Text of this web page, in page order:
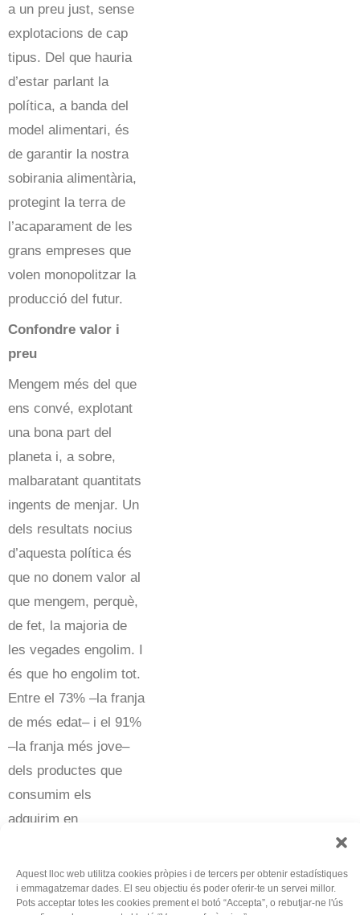
Aquest lloc web utilitza cookies pròpies i de tercers per obtenir estadístiques
i emmagatzemar dades. El seu objectiu és poder oferir-te un servei millor.
Pots acceptar totes les cookies prement el botó “Accepta”, o rebutjar-ne l'ús
a un preu just, sense
explotacions de cap
tipus. Del que hauria
d’estar parlant la
política, a banda del
model alimentari, és
de garantir la nostra
sobirania alimentària,
protegint la terra de
l’acaparament de les
grans empreses que
volen monopolitzar la
producció del futur.
Confondre valor i
preu
Mengem més del que
ens convé, explotant
una bona part del
planeta i, a sobre,
malbaratant quantitats
ingents de menjar. Un
dels resultats nocius
d’aquesta política és
que no donem valor al
que mengem, perquè,
de fet, la majoria de
les vegades engolim. I
és que ho engolim tot.
Entre el 73% –la franja
de més edat– i el 91%
–la franja més jove–
dels productes que
consumim els
adquirim en
convencionals, que no
tenen una política de